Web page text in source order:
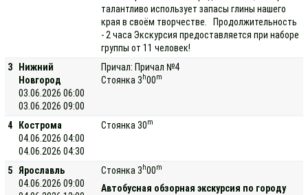
талантливо использует запасы глины нашего
края в своём творчестве. Продолжительность
- 2 часа Экскурсия предоставляется при наборе
группы от 11 человек!
3
Нижний
Новгород
03.06.2026 06:00
03.06.2026 09:00
Причал: Причал №4
Стоянка 3 h00m
4
Кострома
04.06.2026 04:00
04.06.2026 04:30
Стоянка 30m
5
Ярославль
04.06.2026 09:00
Стоянка 3 h00m
Автобусная обзорная экскурсия по городу